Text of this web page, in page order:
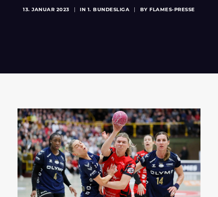
TICKETS
13. JANUAR 2023 IN 1. BUNDESLIGA BY FLAMES-PRESSE